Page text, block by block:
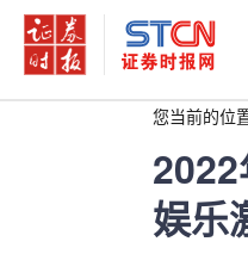
您当前的位置
娱乐